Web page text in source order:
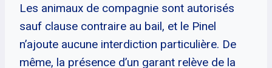
Les animaux de compagnie sont autorisés
sauf clause contraire au bail, et le Pinel
n’ajoute aucune interdiction particulière. De
même, la présence d’un garant relève de la